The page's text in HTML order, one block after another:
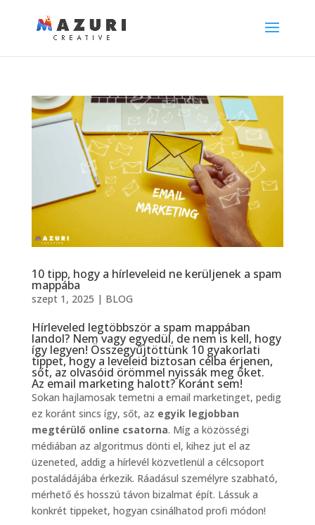
10 tipp, hogy a hírleveleid ne kerüljenek a spam
mappába
szept 1, 2025 | BLOG
Hírleveled legtöbbször a spam mappában
landol? Nem vagy egyedül, de nem is kell, hogy
így legyen! Összegyűjtöttünk 10 gyakorlati
tippet, hogy a leveleid biztosan célba érjenen,
sőt, az olvasóid örömmel nyissák meg őket.
Az email marketing halott? Koránt sem!
Sokan hajlamosak temetni a email marketinget, pedig
ez koránt sincs így, sőt, az egyik legjobban
megtérülő online csatorna. Míg a közösségi
médiában az algoritmus dönti el, kihez jut el az
üzeneted, addig a hírlevél közvetlenül a célcsoport
postaládájába érkezik. Ráadásul személyre szabható,
mérhető és hosszú távon bizalmat épít. Lássuk a
konkrét tippeket, hogyan csinálhatod profi módon!